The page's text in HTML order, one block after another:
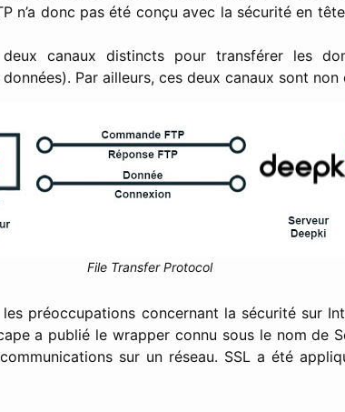
n’a donc pas été conçu avec la sécurité en
canaux distincts pour transférer les
Par ailleurs, ces deux canaux sont non
File Transfer Protocol
préoccupations concernant la sécurité sur
a publié le wrapper connu sous le nom de
sur un réseau. SSL a été